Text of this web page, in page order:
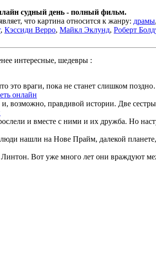
судный день - полный фильм.
что картина относится к жанру: драмы,
, Кэссиди Верро, Майкл Эклунд, Роберт
интересные, шедевры :
это враги, пока не станет слишком
онлайн
возможно, правдивой истории. Две
и вместе с ними и их дружба. Но
нашли на Нове Прайм, далекой
Вот уже много лет они враждуют